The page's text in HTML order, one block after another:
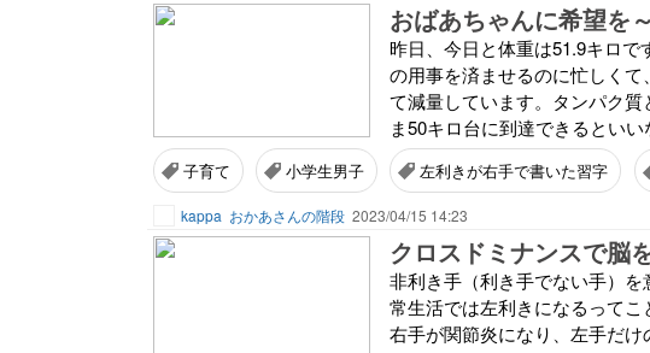
おばあちゃんに希望を～
昨日、今日と体重は51.9キロ
の用事を済ませるのに忙しく
て減量しています。タンパク
ま50キロ台に到達できるとい
子育て 小学生男子 左利きが右手で書いた習字
kappa おかあさんの階段 2023/04/15 14:23
クロスドミナンスで脳
非利き手（利き手でない手）
常生活では左利きになるって
右手が関節炎になり、左手だけ